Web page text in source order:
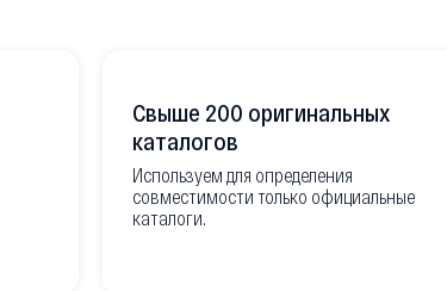
Свыше 200 оригинальных
каталогов
Используем для определения
совместимости только официальные
каталоги.